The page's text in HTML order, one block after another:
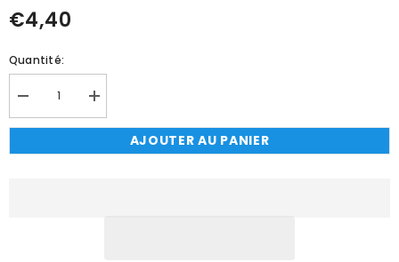
€4,40
Quantité:
Réduire
la
quantité
Réduction
Augmenter
la
quantité
Réduction
AJOUTER AU PANIER